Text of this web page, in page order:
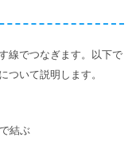
線でつなぎます。以下で
ついて説明します。
結ぶ